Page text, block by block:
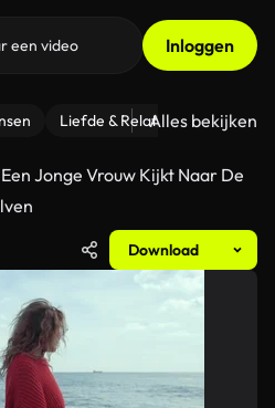
Inloggen
Liefde & Relaties - Fitness
Alles bekijken
Een Jonge Vrouw Kijkt Naar De
Download